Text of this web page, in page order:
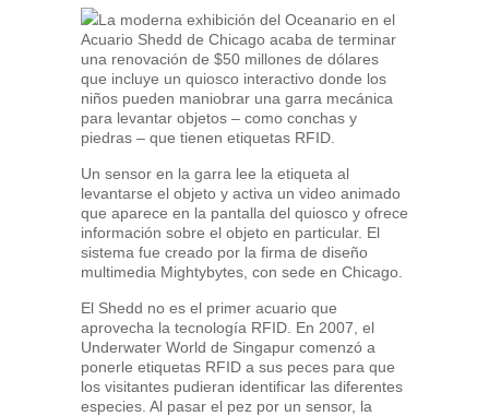
La moderna exhibición del Oceanario en el
Acuario Shedd de Chicago acaba de terminar
una renovación de $50 millones de dólares
que incluye un quiosco interactivo donde los
niños pueden maniobrar una garra mecánica
para levantar objetos – como conchas y
piedras – que tienen etiquetas RFID.
Un sensor en la garra lee la etiqueta al
levantarse el objeto y activa un video animado
que aparece en la pantalla del quiosco y ofrece
información sobre el objeto en particular. El
sistema fue creado por la firma de diseño
multimedia Mightybytes, con sede en Chicago.
El Shedd no es el primer acuario que
aprovecha la tecnología RFID. En 2007, el
Underwater World de Singapur comenzó a
ponerle etiquetas RFID a sus peces para que
los visitantes pudieran identificar las diferentes
especies. Al pasar el pez por un sensor, la